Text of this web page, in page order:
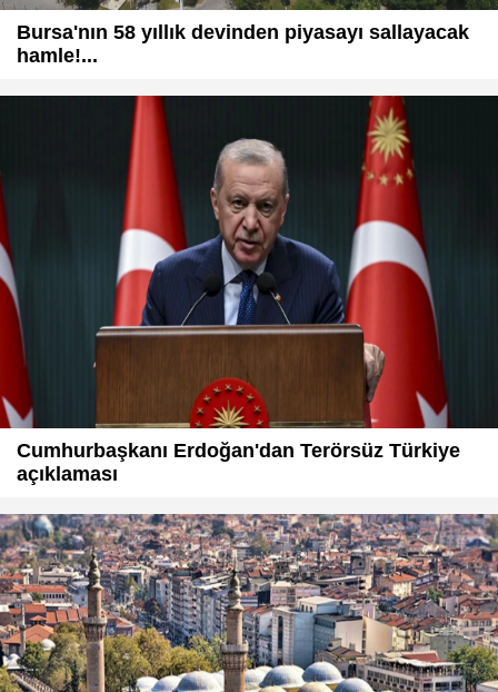
Bursa'nın 58 yıllık devinden piyasayı sallayacak
hamle!...
Cumhurbaşkanı Erdoğan'dan Terörsüz Türkiye
açıklaması